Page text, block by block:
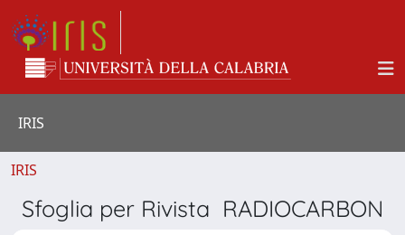
IRIS
IRIS
Sfoglia per Rivista RADIOCARBON